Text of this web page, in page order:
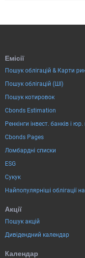
Емісії
Пошук облігацій & Карти
Пошук облігацій (ШІ)
Пошук котировок
Cbonds Estimation
Ренкінги інвест. банків і
Cbonds Pages
Ломбардні списки
ESG
Сукук
Найпопулярніші облігації
Акції
Пошук акцій
Дивідендний календар
Календар